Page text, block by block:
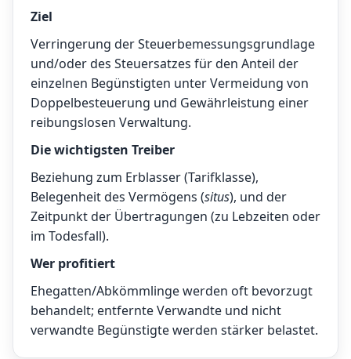
Ziel
Verringerung der Steuerbemessungsgrundlage
und/oder des Steuersatzes für den Anteil der
einzelnen Begünstigten unter Vermeidung von
Doppelbesteuerung und Gewährleistung einer
reibungslosen Verwaltung.
Die wichtigsten Treiber
Beziehung zum Erblasser (Tarifklasse),
Belegenheit des Vermögens (situs), und der
Zeitpunkt der Übertragungen (zu Lebzeiten oder
im Todesfall).
Wer profitiert
Ehegatten/Abkömmlinge werden oft bevorzugt
behandelt; entfernte Verwandte und nicht
verwandte Begünstigte werden stärker belastet.